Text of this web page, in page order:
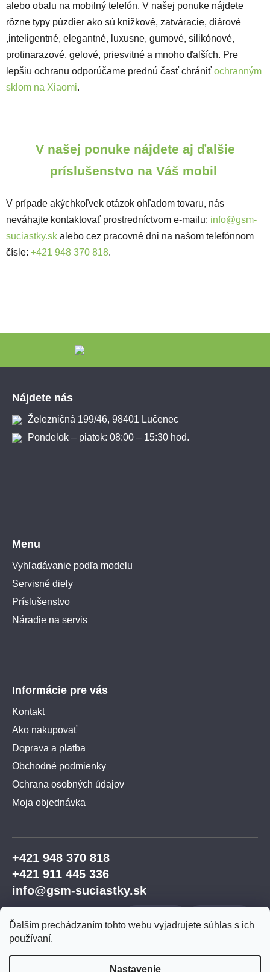
Ďalším prechádzaním tohto webu vyjadrujete súhlas s ich
používaní.
Nastavenie
alebo obalu na mobilný telefón. V našej ponuke nájdete
rôzne typy púzdier ako sú knižkové, zatváracie, diárové
,inteligentné, elegantné, luxusne, gumové, silikónové,
protinarazové, gelové, priesvitné a mnoho ďalších. Pre
lepšiu ochranu odporúčame prednú časť chrániť ochranným
sklom na Xiaomi.
V našej ponuke nájdete aj ďalšie
príslušenstvo na Váš mobil
V prípade akýchkoľvek otázok ohľadom tovaru, nás
neváhajte kontaktovať prostredníctvom e-mailu: info@gsm-
suciastky.sk alebo cez pracovné dni na našom telefónnom
čísle: +421 948 370 818.
Nájdete nás
Železničná 199/46, 98401 Lučenec
Pondelok – piatok: 08:00 – 15:30 hod.
Menu
Vyhľadávanie podľa modelu
Servisné diely
Príslušenstvo
Náradie na servis
Informácie pre vás
Kontakt
Ako nakupovať
Doprava a platba
Obchodné podmienky
Ochrana osobných údajov
Moja objednávka
+421 948 370 818
+421 911 445 336
info@gsm-suciastky.sk